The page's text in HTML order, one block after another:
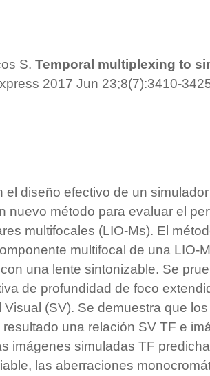
S.Temporal multiplexing to
2017 Jun 23;8(7):3410-
diseño efectivo de un
nuevo método para evaluar el
multifocales (LIO-Ms). El
multifocal de una LIO-
una lente sintonizable. Se
de profundidad de foco
(SV). Se demuestra que
una relación SV TF e
imágenes simuladas TF
las aberraciones